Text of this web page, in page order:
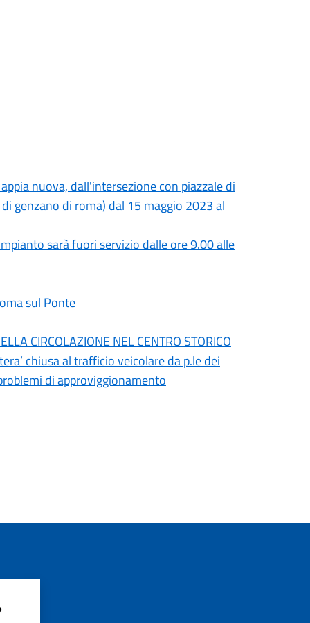
nuova, dall'intersezione con piazzale di
genzano di roma) dal 15 maggio 2023 al
sarà fuori servizio dalle ore 9.00 alle
sul Ponte
CIRCOLAZIONE NEL CENTRO STORICO
chiusa al trafficio veicolare da p.le dei
di approviggionamento